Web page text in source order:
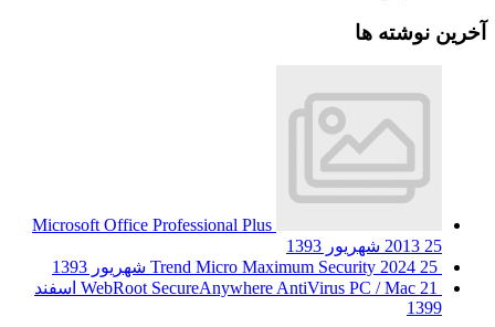
آخرین نوشته ها
Microsoft Office Professional Plus
2013 25 شهریور 1393
Trend Micro Maximum Security 2024 25 شهریور 1393
WebRoot SecureAnywhere AntiVirus PC / Mac 21 اسفند
1399